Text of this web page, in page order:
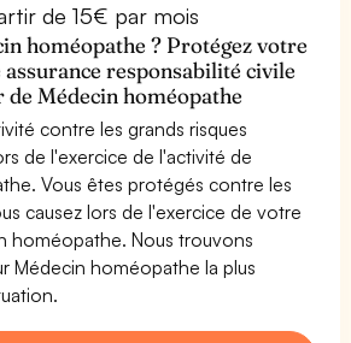
de 15€ par mois
homéopathe ? Protégez votre
assurance responsabilité civile
de Médecin homéopathe
contre les grands risques
de l'exercice de l'activité de
Vous êtes protégés contre les
causez lors de l'exercice de votre
homéopathe. Nous trouvons
Médecin homéopathe la plus